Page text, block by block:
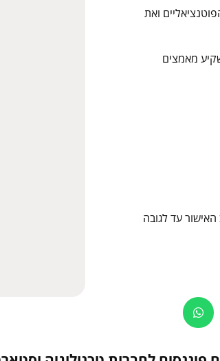
ואת
מאמצים
תמלוגים של 3% מהמכירות, ע”פ כתב האישור עד לגובה